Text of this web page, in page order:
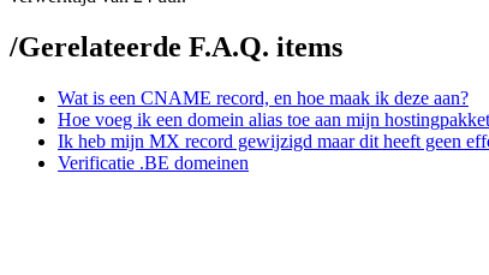
/Gerelateerde F.A.Q. items
Wat is een CNAME record, en hoe maak ik deze aan?
Hoe voeg ik een domein alias toe aan mijn
Ik heb mijn MX record gewijzigd maar dit heeft geen
Verificatie .BE domeinen